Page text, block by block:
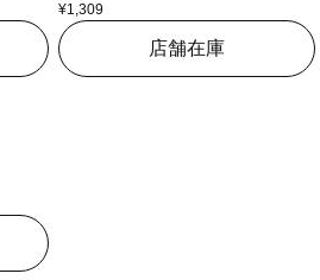
¥1,309
店舗在庫